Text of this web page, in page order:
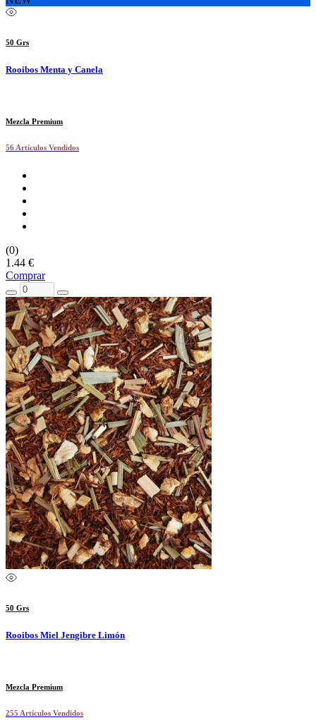
50 Grs
Rooibos Menta y Canela
Mezcla Premium
56 Artículos Vendidos
(0)
1.44 €
Comprar
50 Grs
Rooibos Miel Jengibre Limón
Mezcla Premium
255 Artículos Vendidos